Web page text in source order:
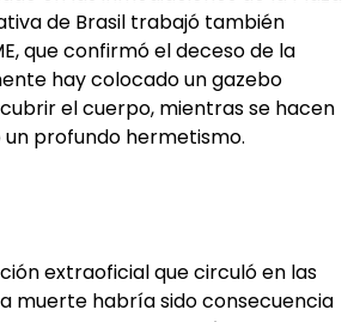
de Brasil trabajó también
que confirmó el deceso de la
hay colocado un gazebo
el cuerpo, mientras se hacen
profundo hermetismo.
extraoficial que circuló en las
muerte habría sido consecuencia